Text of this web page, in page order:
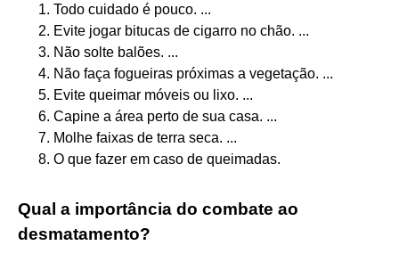
Todo cuidado é pouco. ...
Evite jogar bitucas de cigarro no chão. ...
Não solte balões. ...
Não faça fogueiras próximas a vegetação. ...
Evite queimar móveis ou lixo. ...
Capine a área perto de sua casa. ...
Molhe faixas de terra seca. ...
O que fazer em caso de queimadas.
Qual a importância do combate ao
desmatamento?